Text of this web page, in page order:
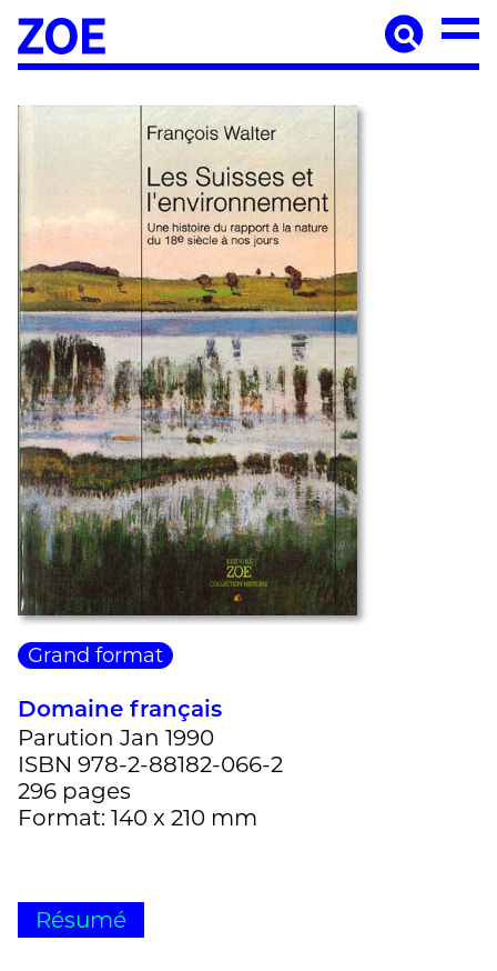
Accueil
À paraître
Catalogue
Auteur·ices
Agenda
Les éditions Zoé
Diffusion
Médiation culturelle
Manuscrits
Foreign rights
Contact
Mentions légales
Newsletter
Grand format
Domaine français
Parution Jan 1990
ISBN 978-2-88182-066-2
296 pages
Format: 140 x 210 mm
Résumé